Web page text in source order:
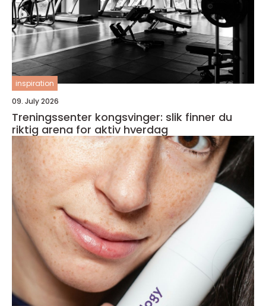
inspiration
09. July 2026
Treningssenter kongsvinger: slik finner du
riktig arena for aktiv hverdag